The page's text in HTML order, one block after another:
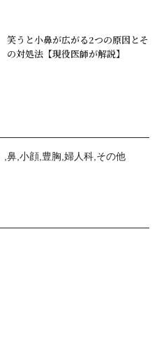
笑うと小鼻が広がる2つの原因とそ
の対処法【現役医師が解説】
鼻 小顔 豊胸 婦人科 その他